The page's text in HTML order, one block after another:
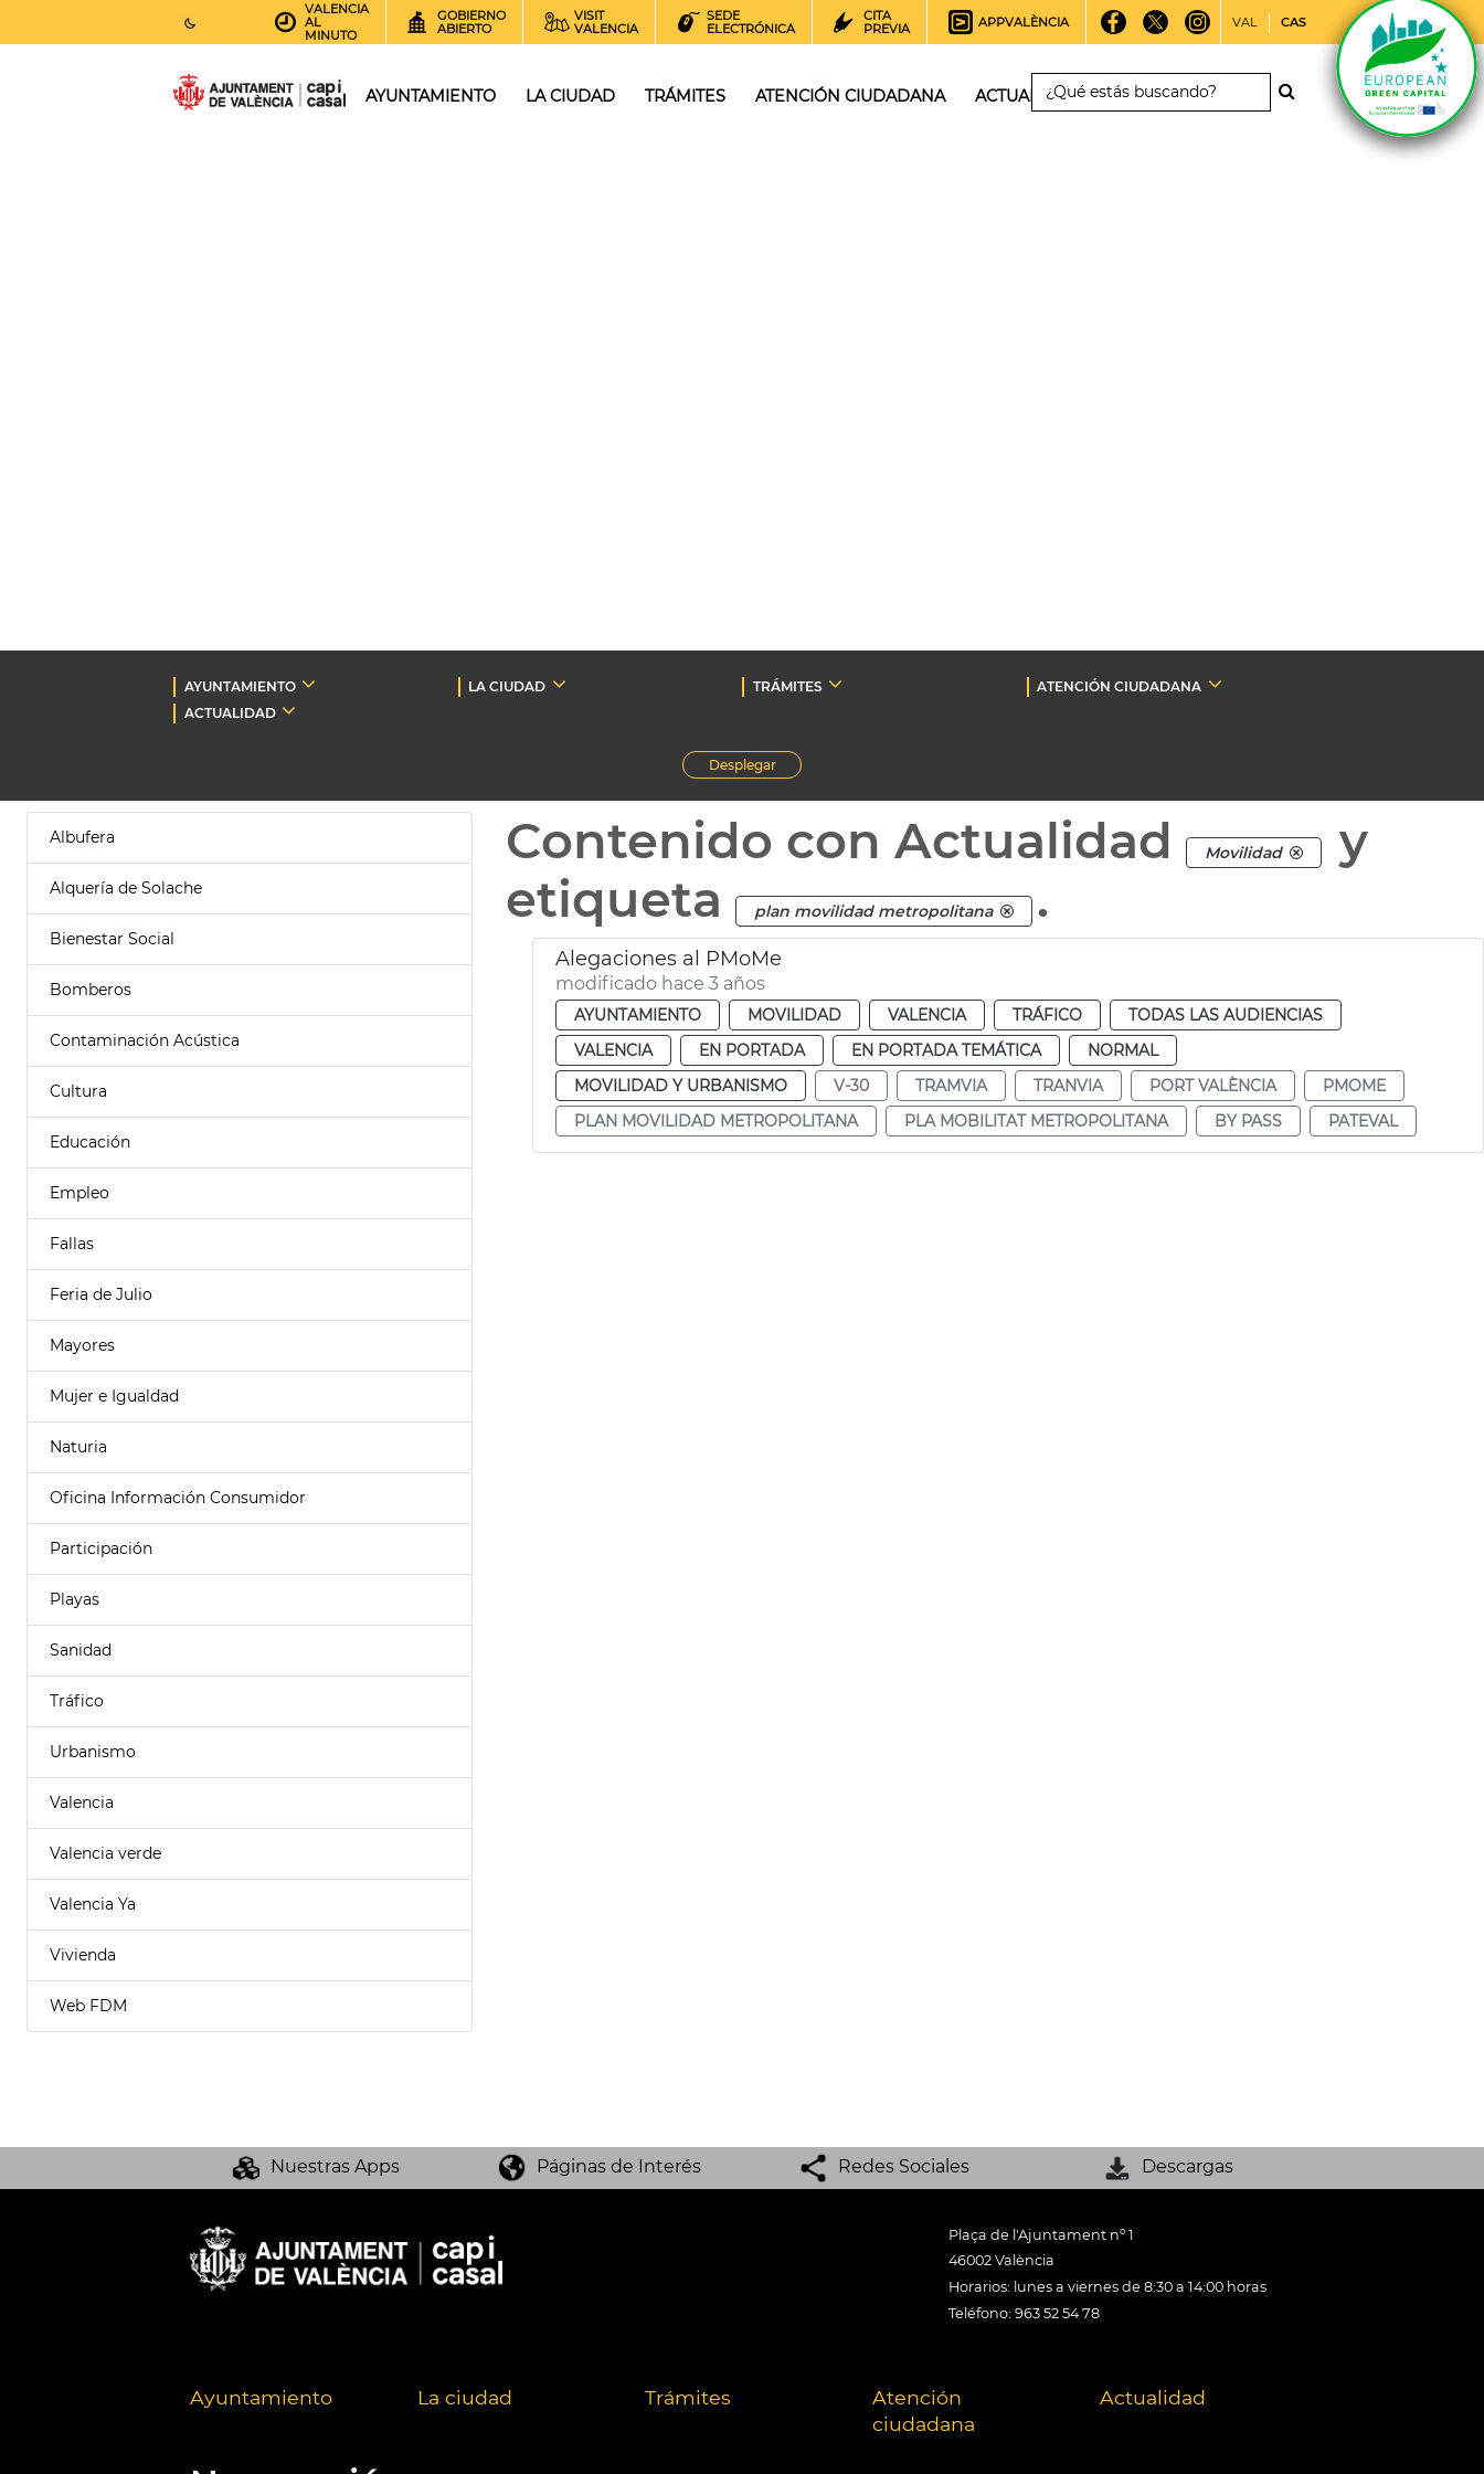
AEMET.GRADOS
VALENCIA
AL
MINUTO
GOBIERNO
ABIERTO
VISIT
VALENCIA
SEDE
ELECTRÓNICA
CITA
PREVIA
APPVALÈNCIA VAL CAS
AYUNTAMIENTO LA CIUDAD TRÁMITES ATENCIÓN CIUDADANA ACTUALIDAD
AYUNTAMIENTO LA CIUDAD TRÁMITES
ATENCIÓN CIUDADANA
ACTUALIDAD
Desplegar
Albufera
Alquería de Solache
Bienestar Social
Bomberos
Contaminación Acústica
Cultura
Educación
Empleo
Fallas
Feria de Julio
Mayores
Mujer e Igualdad
Naturia
Oficina Información Consumidor
Participación
Playas
Sanidad
Tráfico
Urbanismo
Valencia
Valencia verde
Valencia Ya
Vivienda
Web FDM
Contenido con Actualidad Movilidad
y
etiqueta
plan movilidad metropolitana .
Alegaciones al PMoMe
modificado hace 3 años
AYUNTAMIENTO MOVILIDAD VALENCIA TRÁFICO
TODAS LAS AUDIENCIAS
VALENCIA
EN PORTADA EN PORTADA TEMÁTICA
NORMAL
MOVILIDAD Y URBANISMO
V-30 TRAMVIA TRANVIA PORT VALÈNCIA
PMOME
PLAN MOVILIDAD METROPOLITANA
PLA MOBILITAT METROPOLITANA BY PASS PATEVAL
Nuestras Apps Páginas de Interés Redes Sociales Descargas
Plaça de l'Ajuntament nº 1
46002 València
Horarios: lunes a viernes de 8:30 a 14:00 horas
Teléfono: 963 52 54 78
Ayuntamiento La ciudad Trámites
Atención
ciudadana
Actualidad